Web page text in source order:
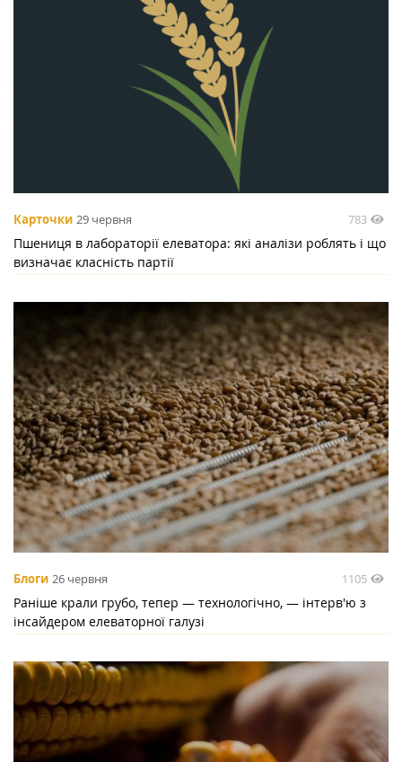
Карточки 29 червня 783
Пшениця в лабораторії елеватора: які аналізи роблять і що
визначає класність партії
Блоги 26 червня 1105
Раніше крали грубо, тепер — технологічно, — інтерв'ю з
інсайдером елеваторної галузі